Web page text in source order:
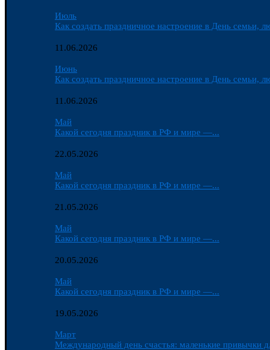
Июль
Как создать праздничное настроение в День семьи,
11.06.2026
Июнь
Как создать праздничное настроение в День семьи,
11.06.2026
Май
Какой сегодня праздник в РФ и мире —...
22.05.2026
Май
Какой сегодня праздник в РФ и мире —...
21.05.2026
Май
Какой сегодня праздник в РФ и мире —...
20.05.2026
Май
Какой сегодня праздник в РФ и мире —...
19.05.2026
Март
Международный день счастья: маленькие привычки